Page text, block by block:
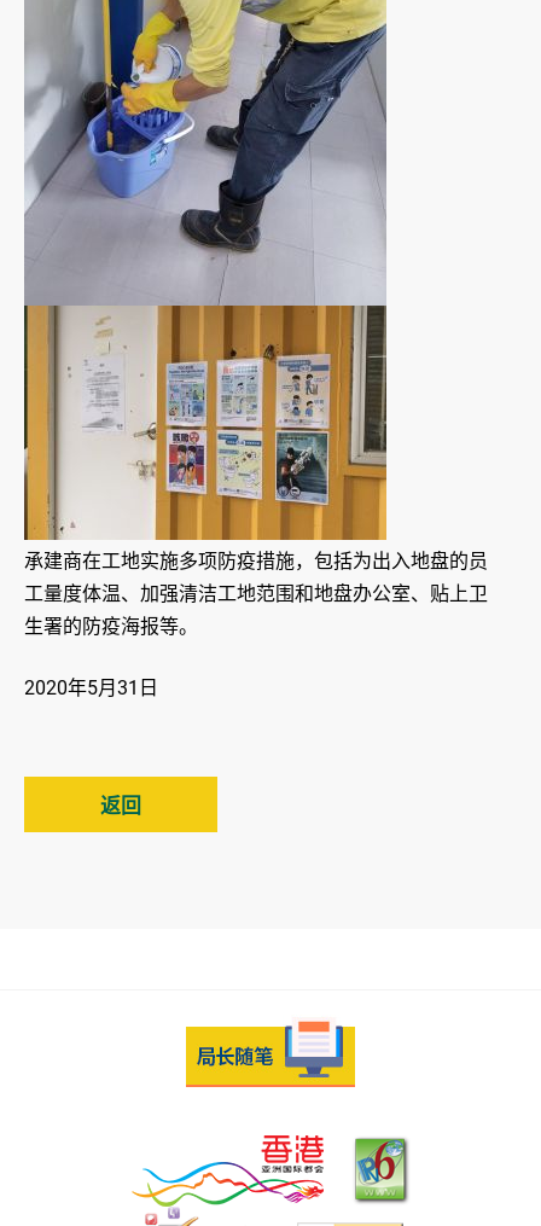
承建商在工地实施多项防疫措施，包括为出入地盘的员
工量度体温、加强清洁工地范围和地盘办公室、贴上卫
生署的防疫海报等。
2020年5月31日
返回